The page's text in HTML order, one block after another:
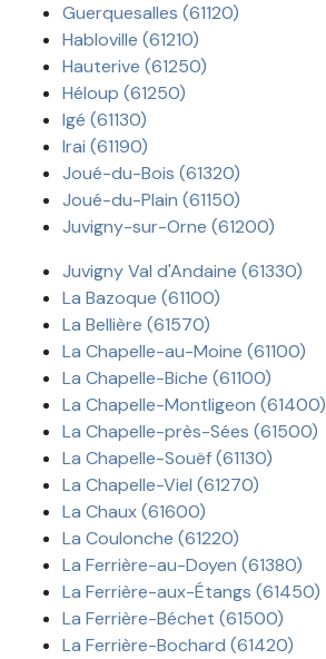
Guerquesalles (61120)
Habloville (61210)
Hauterive (61250)
Héloup (61250)
Igé (61130)
Irai (61190)
Joué-du-Bois (61320)
Joué-du-Plain (61150)
Juvigny-sur-Orne (61200)
Juvigny Val d'Andaine (61330)
La Bazoque (61100)
La Bellière (61570)
La Chapelle-au-Moine (61100)
La Chapelle-Biche (61100)
La Chapelle-Montligeon (61400)
La Chapelle-près-Sées (61500)
La Chapelle-Souëf (61130)
La Chapelle-Viel (61270)
La Chaux (61600)
La Coulonche (61220)
La Ferrière-au-Doyen (61380)
La Ferrière-aux-Étangs (61450)
La Ferrière-Béchet (61500)
La Ferrière-Bochard (61420)